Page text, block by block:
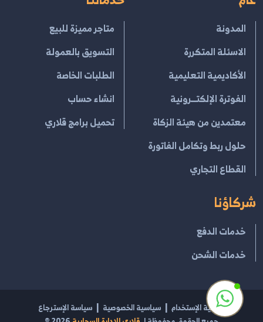
المدونة
الاسئلة المتكررة
الأكاديمية التعليمية
الفوترة الإلكتــرونية
معتمدين من هيئة الزكاة
حلول ربط وتكامل الفاتورة
القطاع التجاري
متاجر مميزة للبيع
التسويق بالعمولة
الطلبات الخاصة
انشاء حساب
تحميل برامج قلاري
شركاؤنا
خدمات الدفع
خدمات الشحن
إتفاقية الإستخدام سياسية الخصوصية
سياسة الإسترجاع